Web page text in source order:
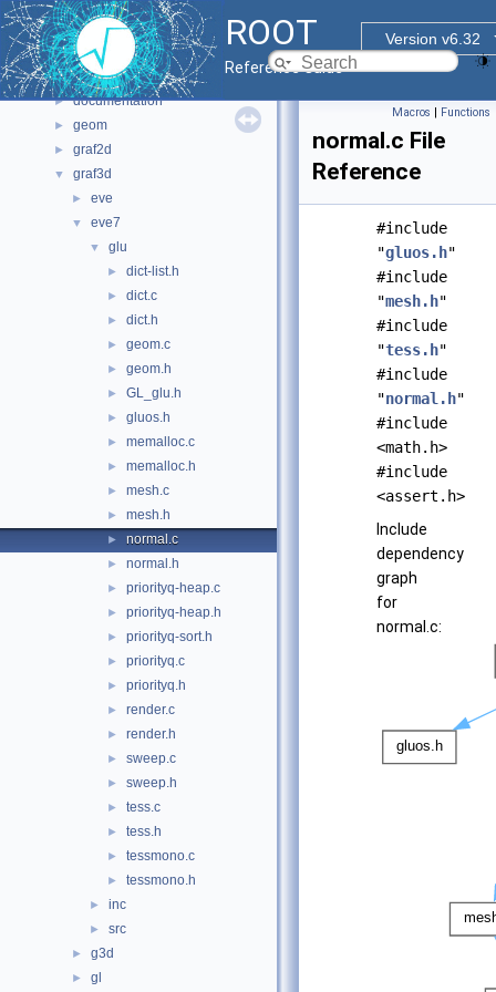
ROOT
Version v6.32
Reference Guide
▼ Files
▼ File List
► bindings
► core
► documentation
► geom
► graf2d
▼ graf3d
► eve
▼ eve7
▼ glu
► dict-list.h
► dict.c
► dict.h
► geom.c
► geom.h
► GL_glu.h
► gluos.h
► memalloc.c
► memalloc.h
► mesh.c
► mesh.h
► normal.c
► normal.h
► priorityq-heap.c
► priorityq-heap.h
► priorityq-sort.h
► priorityq.c
► priorityq.h
► render.c
► render.h
► sweep.c
► sweep.h
► tess.c
► tess.h
► tessmono.c
► tessmono.h
► inc
► src
► g3d
► gl
Macros | Functions
normal.c File
Reference
#include
"gluos.h"
#include
"mesh.h"
#include
"tess.h"
#include
"normal.h"
#include
<math.h>
#include
<assert.h>
Include
dependency
graph
for
normal.c: